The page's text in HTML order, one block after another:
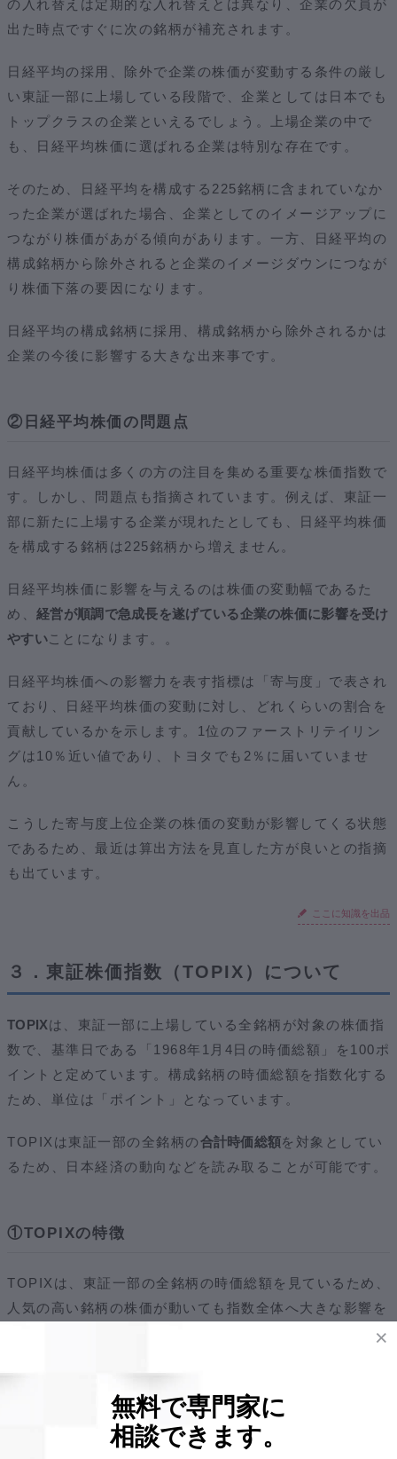
の入れ替えは定期的な入れ替えとは異なり、企業の欠員が
出た時点ですぐに次の銘柄が補充されます。
日経平均の採用、除外で企業の株価が変動する条件の厳し
い東証一部に上場している段階で、企業としては日本でも
トップクラスの企業といえるでしょう。上場企業の中で
も、日経平均株価に選ばれる企業は特別な存在です。
そのため、日経平均を構成する225銘柄に含まれていなか
った企業が選ばれた場合、企業としてのイメージアップに
つながり株価があがる傾向があります。一方、日経平均の
構成銘柄から除外されると企業のイメージダウンにつなが
り株価下落の要因になります。
日経平均の構成銘柄に採用、構成銘柄から除外されるかは
企業の今後に影響する大きな出来事です。
②日経平均株価の問題点
日経平均株価は多くの方の注目を集める重要な株価指数で
す。しかし、問題点も指摘されています。例えば、東証一
部に新たに上場する企業が現れたとしても、日経平均株価
を構成する銘柄は225銘柄から増えません。
日経平均株価に影響を与えるのは株価の変動幅であるた
め、 経営が順調で急成長を遂げている企業の株価に影響を受け
やすいことになります。。
日経平均株価への影響力を表す指標は「寄与度」で表され
ており、日経平均株価の変動に対し、どれくらいの割合を
貢献しているかを示します。1位のファーストリテイリン
グは10％近い値であり、トヨタでも2％に届いていませ
ん。
こうした寄与度上位企業の株価の変動が影響してくる状態
であるため、最近は算出方法を見直した方が良いとの指摘
も出ています。
ここに知識を出品
３．東証株価指数（TOPIX）について
TOPIXは、東証一部に上場している全銘柄が対象の株価指
数で、基準日である「1968年1月4日の時価総額」を100ポ
イントと定めています。構成銘柄の時価総額を指数化する
ため、単位は「ポイント」となっています。
TOPIXは東証一部の全銘柄の合計時価総額を対象としてい
るため、日本経済の動向などを読み取ることが可能です。
①TOPIXの特徴
TOPIXは、東証一部の全銘柄の時価総額を見ているため、
人気の高い銘柄の株価が動いても指数全体へ大きな影響を
ただし、TOPIXは時価総額の合計と基準値を比較するた
め、国内でサービスを提供している時価総額の大きい銘柄
が値動きに影響を与えやすくなっているので注意が必要で
無料で専門家に
相談できます。